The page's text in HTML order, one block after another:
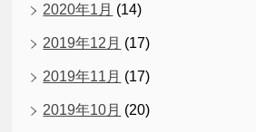
2020年1月 (14)
2019年12月 (17)
2019年11月 (17)
2019年10月 (20)